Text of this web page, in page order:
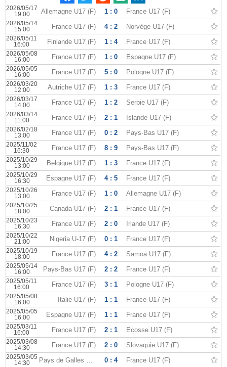
2026/05/17
19:00
Allemagne U17 (F) 1 : 0 France U17 (F)
2026/05/14
15:00
France U17 (F) 4 : 2 Norvège U17 (F)
2026/05/11
16:00
Finlande U17 (F) 1 : 4 France U17 (F)
2026/05/08
16:00
France U17 (F) 1 : 0 Espagne U17 (F)
2026/05/05
16:00
France U17 (F) 5 : 0 Pologne U17 (F)
2026/03/20
12:00
Autriche U17 (F) 1 : 3 France U17 (F)
2026/03/17
14:00
France U17 (F) 1 : 2 Serbie U17 (F)
2026/03/14
11:00
France U17 (F) 2 : 1 Islande U17 (F)
2026/02/18
13:00
France U17 (F) 0 : 2 Pays-Bas U17 (F)
2025/11/02
16:30
France U17 (F) 8 : 9 Pays-Bas U17 (F)
2025/10/29
13:00
Belgique U17 (F) 1 : 3 France U17 (F)
2025/10/29
16:30
Espagne U17 (F) 4 : 5 France U17 (F)
2025/10/26
13:00
France U17 (F) 1 : 0 Allemagne U17 (F)
2025/10/25
18:00
Canada U17 (F) 2 : 1 France U17 (F)
2025/10/23
16:30
France U17 (F) 2 : 0 Irlande U17 (F)
2025/10/22
21:00
Nigeria U-17 (F) 0 : 1 France U17 (F)
2025/10/19
18:00
France U17 (F) 4 : 2 Samoa U17 (F)
2025/05/14
16:00
Pays-Bas U17 (F) 2 : 2 France U17 (F)
2025/05/11
16:00
France U17 (F) 3 : 1 Pologne U17 (F)
2025/05/08
16:00
Italie U17 (F) 1 : 1 France U17 (F)
2025/05/05
16:00
Espagne U17 (F) 1 : 1 France U17 (F)
2025/03/11
16:00
France U17 (F) 2 : 1 Ecosse U17 (F)
2025/03/08
14:30
France U17 (F) 2 : 0 Slovaquie U17 (F)
2025/03/05
14:30
Pays de Galles U17 (F) 0 : 4 France U17 (F)